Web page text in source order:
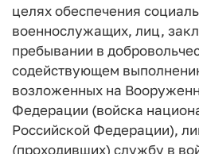
целях обеспечения
военнослужащих, лиц,
пребывании в
содействующем
возложенных на
Федерации (войска
Российской Федерации),
(проходивших) службу в